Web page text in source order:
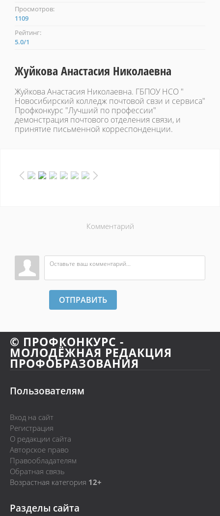
Просмотров:
1109
Рейтинг:
5.0/1
Жуйкова Анастасия Николаевна
Жуйкова Анастасия Николаевна. ГБПОУ НСО "
Новосибирский колледж почтовой свзи и сервиса"
Профконкурс "Лучший по профессии"
демонстрация почтового отделения связи, и
принятие письменной корреспонденции.
Комментарий
ОТПРАВИТЬ
© ПРОФКОНКУРС -
МОЛОДЁЖНАЯ РЕДАКЦИЯ
ПРОФОБРАЗОВАНИЯ
Пользователям
Вход на сайт
Регистрация
О редакции сайта
Авторское право
Правообладателям
Обратная связь
Возрастная категория 12+
Разделы сайта